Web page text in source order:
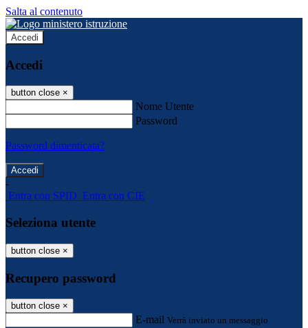
Salta al contenuto
Accedi
Accedi
button close ×
Nome Utente
Password
Password dimenticata?
-
Entra con SPID Entra con CIE
Seleziona utente
button close ×
Recupero password
button close ×
E-mail Verrà inviato un messaggio